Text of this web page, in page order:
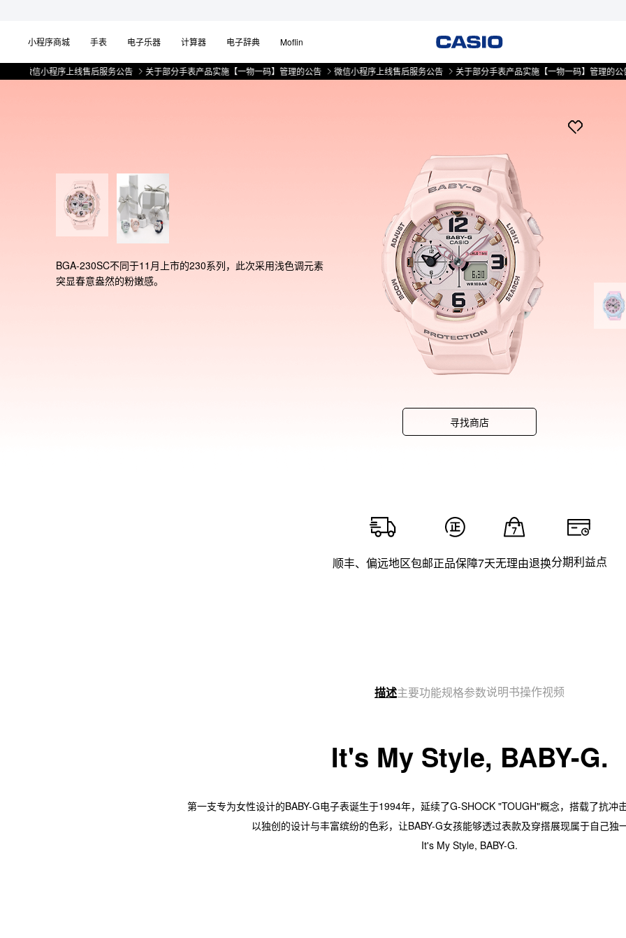
小程序商城 手表 电子乐器 计算器 电子辞典 Moflin
微信小程序上线售后服务公告 关于部分手表产品实施【一物一码】管理的公告 微信小程序上线售后服务公告 关于部分手表产品实施【一物一码】管理的公告
BGA-230SC不同于11月上市的230系列，此次采用浅色调元素
突显春意盎然的粉嫩感。
寻找商店
顺丰、偏远地区包邮正品保障7天无理由退换分期利益点
描述主要功能规格参数说明书操作视频
It's My Style, BABY-G.
第一支专为女性设计的BABY-G电子表诞生于1994年，延续了G-SHOCK "TOUGH"概念，搭载了抗冲
以独创的设计与丰富缤纷的色彩，让BABY-G女孩能够透过表款及穿搭展现属于自己独
It's My Style, BABY-G.